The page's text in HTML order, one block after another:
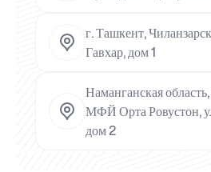
г. Ташкент,
Гавхар, дом 1
Наманганская
МФЙ Орта Ровустон,
дом 2